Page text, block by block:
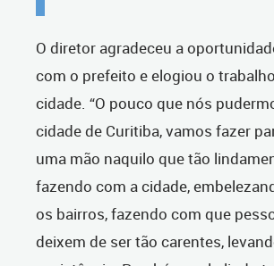
O diretor agradeceu a
com o prefeito e elogiou o
cidade. “O pouco que nós
cidade de Curitiba, vamos fazer
uma mão naquilo que tão
fazendo com a cidade,
os bairros, fazendo com que
deixem de ser tão carentes,